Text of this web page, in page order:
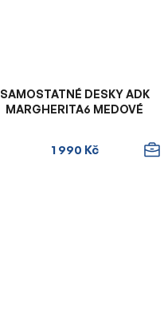
SAMOSTATNÉ DESKY ADK
MARGHERITA6 MEDOVÉ
1 990 Kč